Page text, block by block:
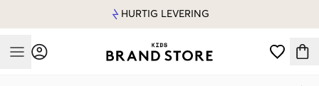
HURTIG LEVERING
Mobile Menu